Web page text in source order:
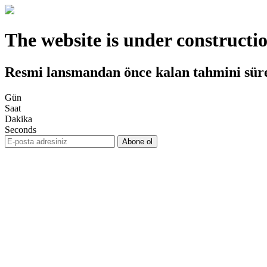
The website is under
Resmi lansmandan önce kalan tahmini
Gün
Saat
Dakika
Seconds